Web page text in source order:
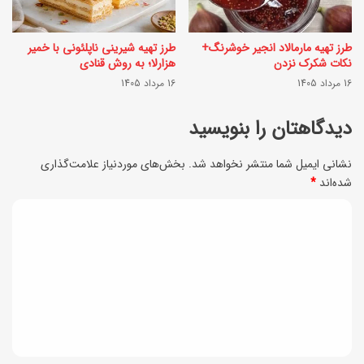
م
ز
ه
گ
ش
د
ه
ر
گ
طرز تهیه مارمالاد انجیر خوشرنگ+
نکات شکرک نزدن
16 مرداد 1405
طرز تهیه شیرینی ناپلئونی با خمیر
هزارلا؛ به روش قنادی
16 مرداد 1405
دیدگاهتان را بنویسید
نشانی ایمیل شما منتشر نخواهد شد. بخش‌های موردنیاز علامت‌گذاری
شده‌اند *